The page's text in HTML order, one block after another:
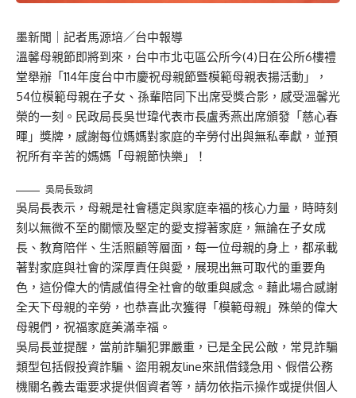
墨新聞
｜記者馬源培／台中報導
溫馨母親節即將到來，台中市北屯區公所今(4)日在公所6樓禮
堂舉辦「114年度台中市慶祝母親節曁模範母親表揚活動」，
54位模範母親在子女、孫輩陪同下出席受獎合影，感受溫馨光
榮的一刻。民政局長吳世瑋代表市長盧秀燕出席頒發「慈心春
暉」獎牌，感謝每位媽媽對家庭的辛勞付出與無私奉獻，並預
祝所有辛苦的媽媽「母親節快樂」！
吳局長致詞
吳局長表示，母親是社會穩定與家庭幸福的核心力量，時時刻
刻以無微不至的關懷及堅定的愛支撐著家庭，無論在子女成
長、教育陪伴、生活照顧等層面，每一位母親的身上，都承載
著對家庭與社會的深厚責任與愛，展現出無可取代的重要角
色，這份偉大的情感值得全社會的敬重與感念。藉此場合感謝
全天下母親的辛勞，也恭喜此次獲得「模範母親」殊榮的偉大
母親們，祝福家庭美滿幸福。
吳局長並提醒，當前詐騙犯罪嚴重，已是全民公敵，常見詐騙
類型包括假投資詐騙、盜用親友line來訊借錢急用、假借公務
機關名義去電要求提供個資者等，請勿依指示操作或提供個人